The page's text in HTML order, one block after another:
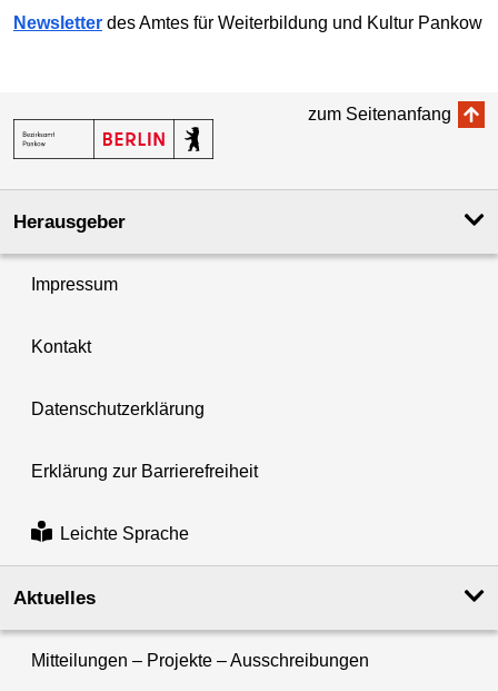
Newsletter des Amtes für Weiter­bildung und Kultur Pankow
zum Seitenanfang
Herausgeber
Impressum
Kontakt
Datenschutzerklärung
Erklärung zur Barrierefreiheit
Leichte Sprache
Aktuelles
Mitteilungen – Projekte – Ausschreibungen